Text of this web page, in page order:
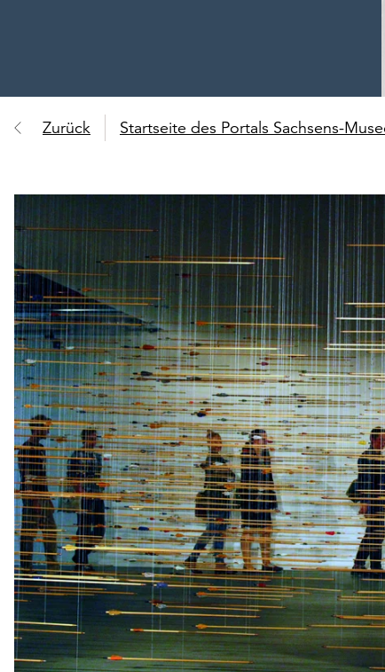
Zurück Startseite des Portals Sachsens-